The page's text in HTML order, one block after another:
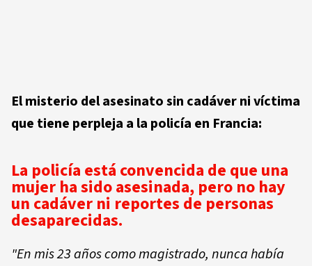
El misterio del asesinato sin cadáver ni víctima
que tiene perpleja a la policía en Francia:
La policía está convencida de que una
mujer ha sido asesinada, pero no hay
un cadáver ni reportes de personas
desaparecidas.
"En mis 23 años como magistrado, nunca había